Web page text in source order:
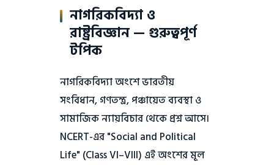
নাগরিকবিদ্যা ও
রাষ্ট্রবিজ্ঞান — গুরুত্বপূর্ণ
টপিক
নাগরিকবিদ্যা অংশে ভারতীয়
সংবিধান, গণতন্ত্র, পঞ্চায়েত ব্যবস্থা ও
সামাজিক ন্যায়বিচার থেকে প্রশ্ন আসে।
NCERT-এর "Social and Political
Life" (Class VI–VIII) এই অংশের মূল